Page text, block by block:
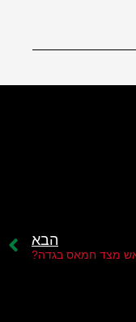
הבא
מצד חמאס בגדה?